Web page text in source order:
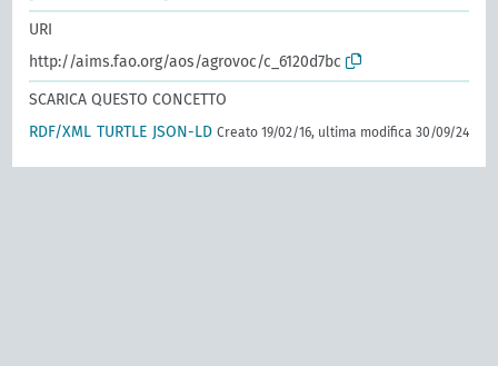
URI
http://aims.fao.org/aos/agrovoc/c_6120d7bc
SCARICA QUESTO CONCETTO
RDF/XML TURTLE JSON-LD Creato 19/02/16, ultima modifica 30/09/24